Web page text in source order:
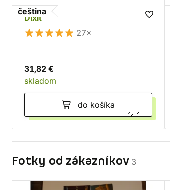
čeština
Dixit
27×
31,82 €
skladom
do košíka
Fotky od zákazníkov 3